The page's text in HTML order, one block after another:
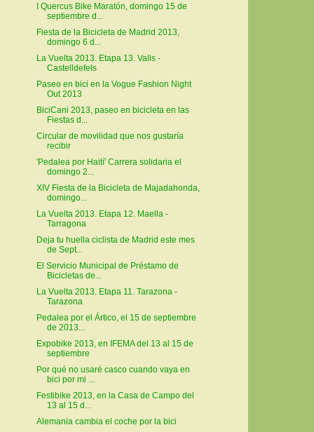
I Quercus Bike Maratón, domingo 15 de
septiembre d...
Fiesta de la Bicicleta de Madrid 2013,
domingo 6 d...
La Vuelta 2013. Etapa 13. Valls -
Castelldefels
Paseo en bici en la Vogue Fashion Night
Out 2013
BiciCani 2013, paseo en bicicleta en las
Fiestas d...
Circular de movilidad que nos gustaría
recibir
'Pedalea por Haití' Carrera solidaria el
domingo 2...
XIV Fiesta de la Bicicleta de Majadahonda,
domingo...
La Vuelta 2013. Etapa 12. Maella -
Tarragona
Deja tu huella ciclista de Madrid este mes
de Sept...
El Servicio Municipal de Préstamo de
Bicicletas de...
La Vuelta 2013. Etapa 11. Tarazona -
Tarazona
Pedalea por el Ártico, el 15 de septiembre
de 2013...
Expobike 2013, en IFEMA del 13 al 15 de
septiembre
Por qué no usaré casco cuando vaya en
bici por mi ...
Festibike 2013, en la Casa de Campo del
13 al 15 d...
Alemania cambia el coche por la bici